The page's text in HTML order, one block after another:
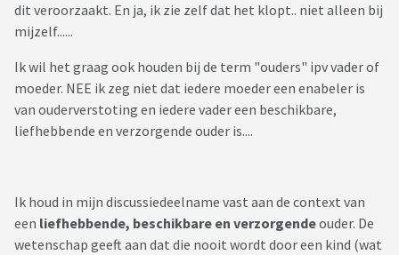
dit veroorzaakt. En ja, ik zie zelf dat het klopt.. niet alleen bij
mijzelf......
Ik wil het graag ook houden bij de term "ouders" ipv vader of
moeder. NEE ik zeg niet dat iedere moeder een enabeler is
van ouderverstoting en iedere vader een beschikbare,
liefhebbende en verzorgende ouder is....
Ik houd in mijn discussiedeelname vast aan de context van
een liefhebbende, beschikbare en verzorgendeouder. De
wetenschap geeft aan dat die nooit wordt door een kind (wat